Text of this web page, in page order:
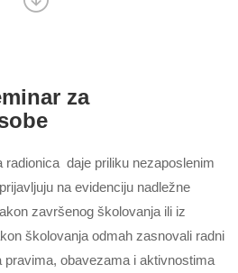
za
radionica daje priliku nezaposlenim
na evidenciju nadležne
završenog školovanja ili iz
školovanja odmah zasnovali radni
pravima, obavezama i aktivnostima